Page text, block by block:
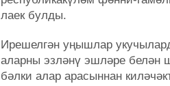
лаек булды.
Ирешелгән уңышлар
аларны эзләнү эшләре белән
бәлки алар арасыннан